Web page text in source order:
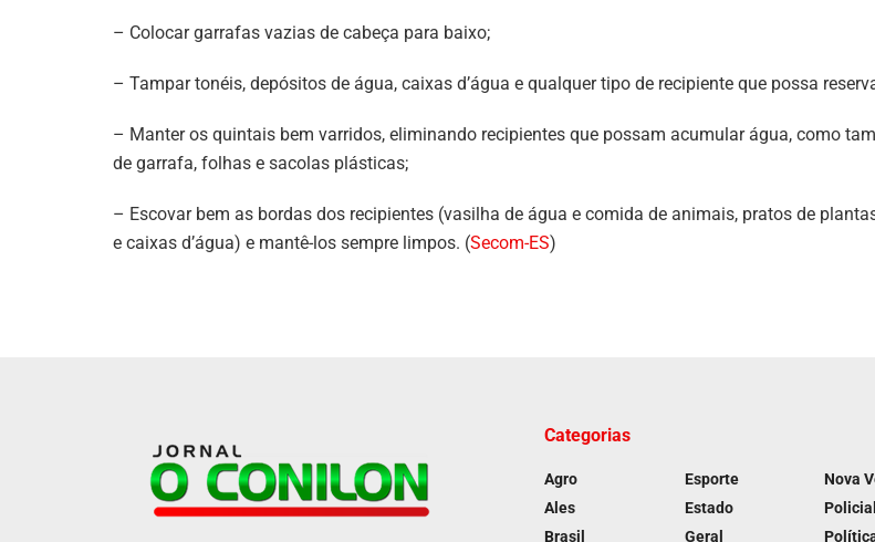
– Colocar garrafas vazias de cabeça para baixo;
– Tampar tonéis, depósitos de água, caixas d’água e qualquer tipo de recipiente que possa
– Manter os quintais bem varridos, eliminando recipientes que possam acumular água, como
de garrafa, folhas e sacolas plásticas;
– Escovar bem as bordas dos recipientes (vasilha de água e comida de animais, pratos de
e caixas d’água) e mantê-los sempre limpos. (Secom-ES)
Categorias
Agro
Ales
Brasil
Esporte
Estado
Geral
Nova
Policial